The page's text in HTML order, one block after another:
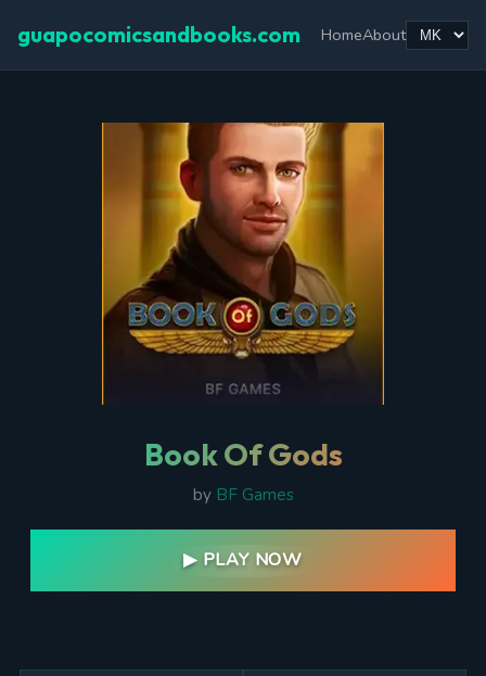
guapocomicsandbooks.com HomeAbout
Book Of Gods
by BF Games
▶ PLAY NOW